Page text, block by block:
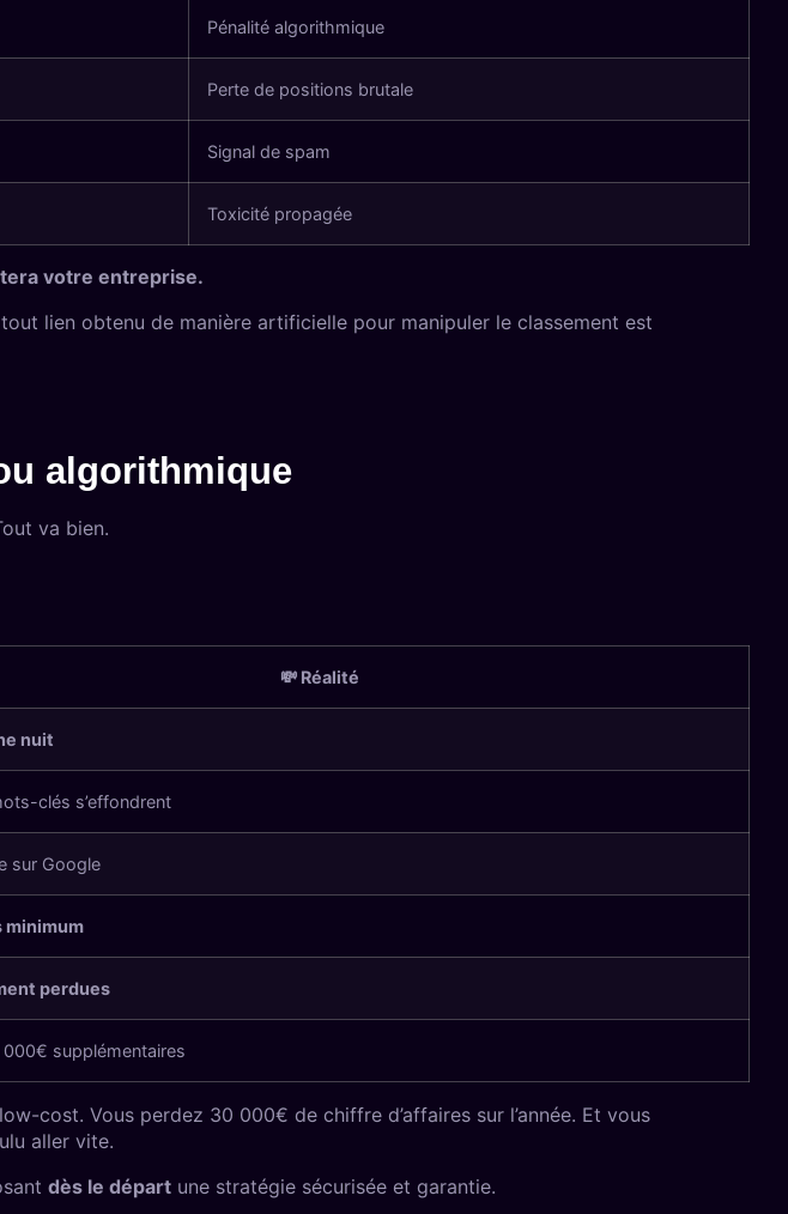
Pénalité algorithmique
Perte de positions brutale
Signal de spam
Toxicité propagée
votre entreprise.
lien obtenu de manière artificielle pour manipuler le classement est
algorithmique
va bien.
💸 Réalité
nuit
clés s’effondrent
sur Google
minimum
perdues
supplémentaires
cost. Vous perdez 30 000€ de chiffre d’affaires sur l’année. Et vous
aller vite.
dès le départ une stratégie sécurisée et garantie.